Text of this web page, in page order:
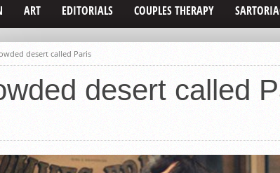
ART EDITORIALS COUPLES THERAPY
desert called Paris
desert called